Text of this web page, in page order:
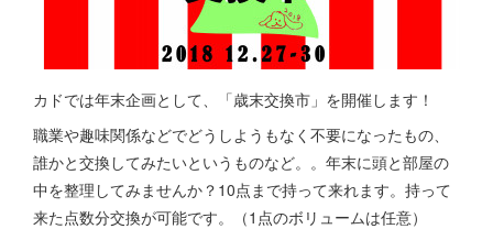
カドでは年末企画として、「歳末交換市」を開催します！
職業や趣味関係などでどうしようもなく不要になったもの、
誰かと交換してみたいというものなど。。年末に頭と部屋の
中を整理してみませんか？10点まで持って来れます。持って
来た点数分交換が可能です。（1点のボリュームは任意）